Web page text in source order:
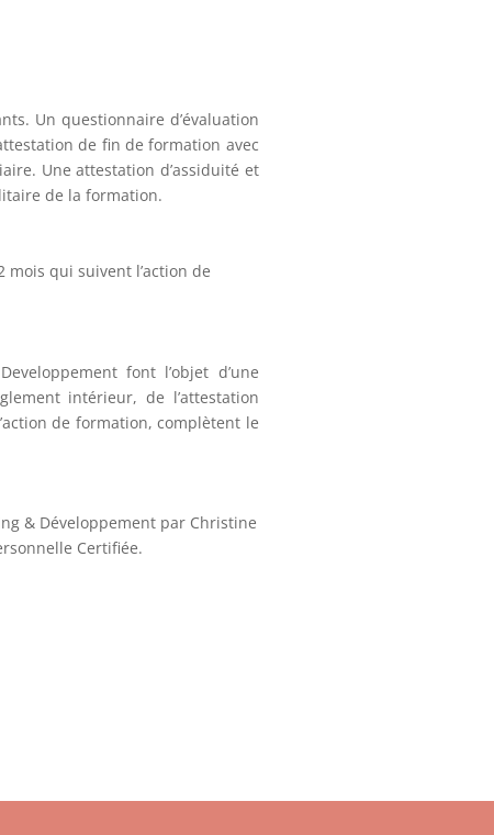
Un questionnaire d’évaluation
de fin de formation avec
Une attestation d’assiduité et
de la formation.
qui suivent l’action de
font l’objet d’une
intérieur, de l’attestation
de formation, complètent le
& Développement par Christine
Certifiée.